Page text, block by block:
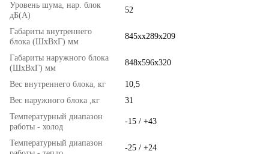
Уровень шума, нар. блок
дБ(А)
52
Габариты внутреннего
блока (ШхВхГ) мм
845хx289х209
Габариты наружного блока
(ШхВхГ) мм
848x596x320
Вес внутреннего блока, кг
10,5
Вес наружного блока ,кг
31
Температурный диапазон
работы - холод
-15 / +43
Температурный диапазон
-25 / +24